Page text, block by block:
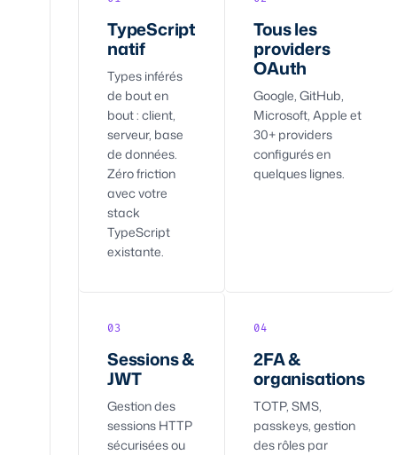
TypeScript
natif
Types inférés
de bout en
bout : client,
serveur, base
de données.
Zéro friction
avec votre
stack
TypeScript
existante.
Tous les
providers
OAuth
Google, GitHub,
Microsoft, Apple et
30+ providers
configurés en
quelques lignes.
03
Sessions &
JWT
Gestion des
sessions HTTP
sécurisées ou
04
2FA &
organisations
TOTP, SMS,
passkeys, gestion
des rôles par